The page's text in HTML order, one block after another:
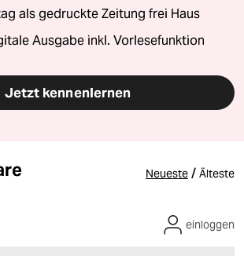
als gedruckte Zeitung frei Haus
Ausgabe inkl. Vorlesefunktion
Jetzt kennenlernen
Neueste / Älteste
einloggen